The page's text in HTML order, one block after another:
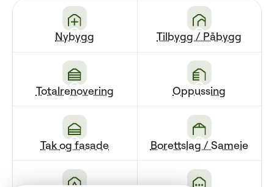
Nybygg Tilbygg / Påbygg
Totalrenovering Oppussing
Tak og fasade Borettslag / Sameie